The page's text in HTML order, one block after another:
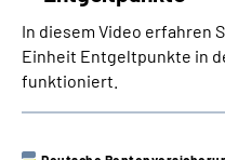
Reha-Kliniken
KBS exklusiv
In diesem Video erfahren
Einheit Entgeltpunkte in
funktioniert.